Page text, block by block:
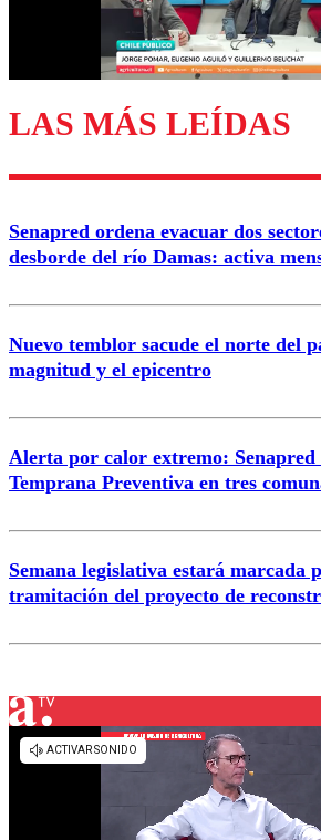
LAS MÁS LEÍDAS
Senapred ordena evacuar dos
desborde del río Damas: activa
Nuevo temblor sacude el norte del
magnitud y el epicentro
Alerta por calor extremo:
Temprana Preventiva en tres
Semana legislativa estará marcada
tramitación del proyecto de